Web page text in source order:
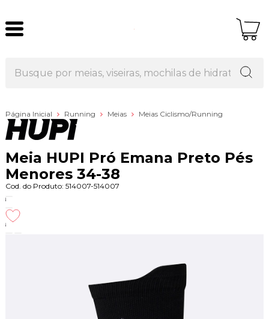
Página Inicial Running Meias Meias Ciclismo/Running
Meia HUPI Pró Emana Preto Pés
Menores 34-38
Cod. do Produto: 514007-514007